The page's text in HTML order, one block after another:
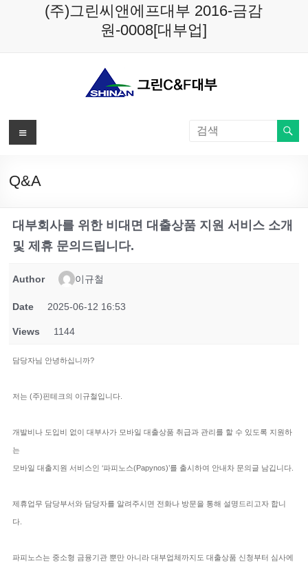
(주)그린씨앤에프대부 2016-금감
원-0008[대부업]
메
뉴
Q&A
대부회사를 위한 비대면 대출상품 지원 서비스 소개
및 제휴 문의드립니다.
Author 이규철
Date 2025-06-12 16:53
Views 1144
담당자님 안녕하십니까?
저는 (주)핀테크의 이규철입니다.
개발비나 도입비 없이 대부사가 모바일 대출상품 취급과 관리를 할 수 있도록 지원하
는
모바일 대출지원 서비스인 ‘파피노스(Papynos)’를 출시하여 안내차 문의글 남깁니다.
제휴업무 담당부서와 담당자를 알려주시면 전화나 방문을 통해 설명드리고자 합니
다.
파피노스는 중소형 금융기관 뿐만 아니라 대부업체까지도 대출상품 신청부터 심사에